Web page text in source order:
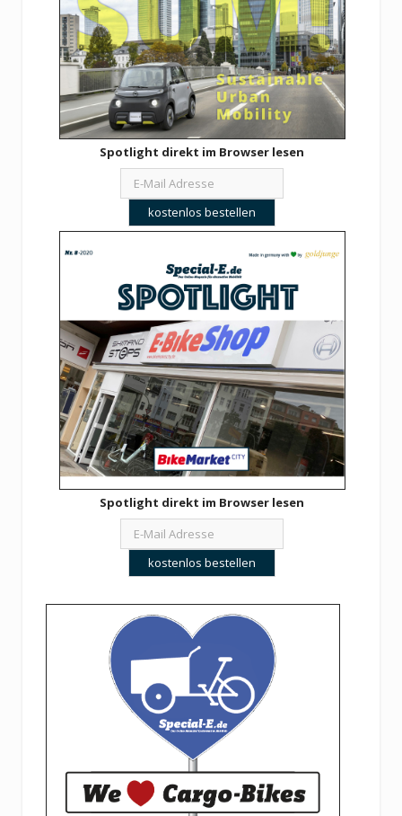
Spotlight direkt im Browser lesen
Spotlight direkt im Browser lesen